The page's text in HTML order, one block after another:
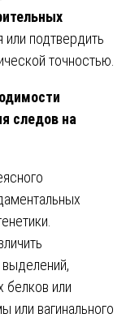
подтвердить
точностью.
следов на
белков или
или вагинального